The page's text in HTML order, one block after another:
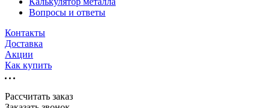
Вопросы и ответы
Контакты
Доставка
Акции
Как купить
Рассчитать заказ